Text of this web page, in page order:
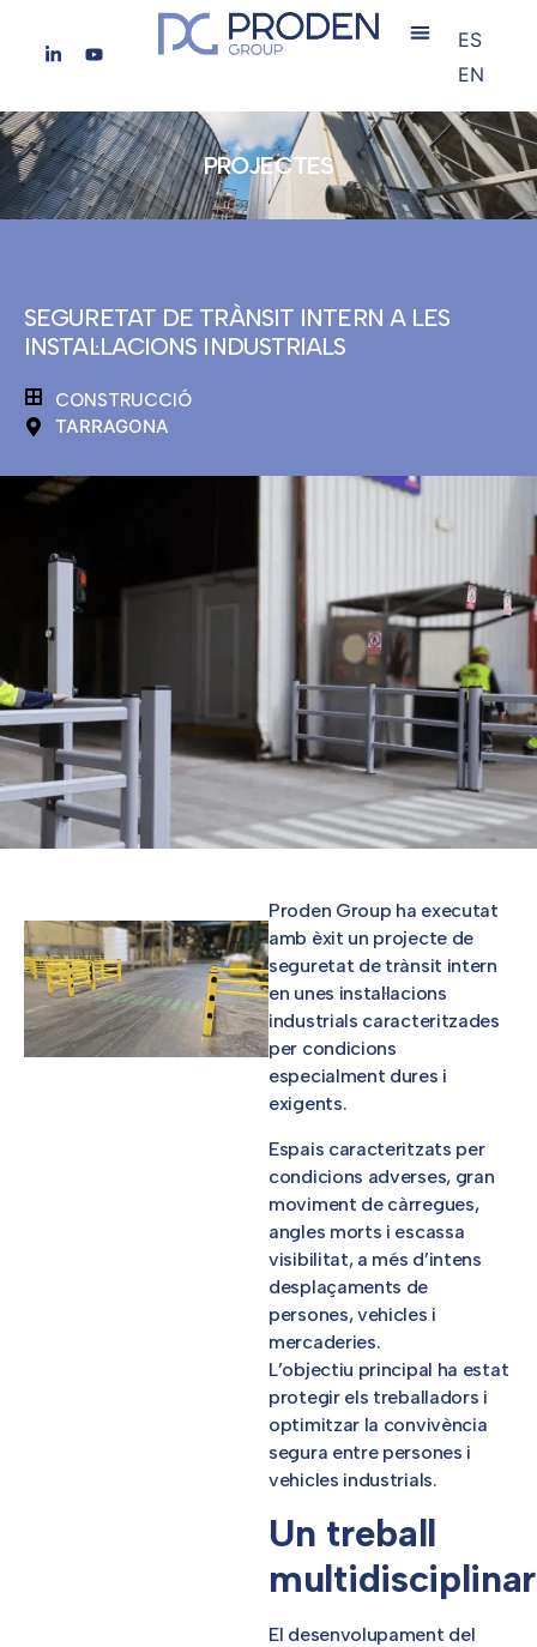
ES
EN
PROJECTES
SEGURETAT DE TRÀNSIT INTERN A LES
INSTAL·LACIONS INDUSTRIALS
CONSTRUCCIÓ
TARRAGONA
Proden Group ha executat
amb èxit un projecte de
seguretat de trànsit intern
en unes instal·lacions
industrials caracteritzades
per condicions
especialment dures i
exigents.
Espais caracteritzats per
condicions adverses, gran
moviment de càrregues,
angles morts i escassa
visibilitat, a més d’intens
desplaçaments de
persones, vehicles i
mercaderies.
L’objectiu principal ha estat
protegir els treballadors i
optimitzar la convivència
segura entre persones i
vehicles industrials.
Un treball
multidisciplinar
El desenvolupament del